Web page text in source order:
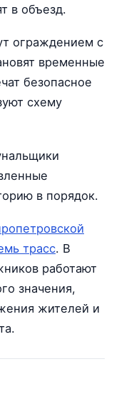
в объезд.
ограждением с
временные
безопасное
схему
в порядок.
трасс. В
работают
значения,
жителей и